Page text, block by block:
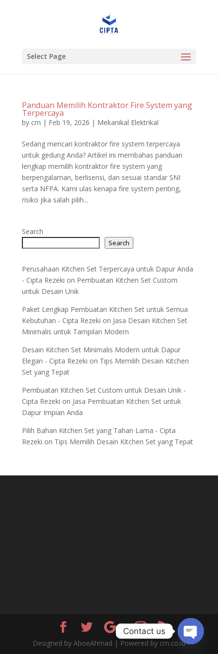
Select Page
Panduan Memilih Kontraktor Fire System yang
Terpercaya
by crn | Feb 19, 2026 | Mekanikal Elektrikal
Sedang mencari kontraktor fire system terpercaya
untuk gedung Anda? Artikel ini membahas panduan
lengkap memilih kontraktor fire system yang
berpengalaman, berlisensi, dan sesuai standar SNI
serta NFPA. Kami ulas kenapa fire system penting,
risiko jika salah pilih...
Search
Search
Perusahaan Kitchen Set Terpercaya untuk Dapur Anda
- Cipta Rezeki on Pembuatan Kitchen Set Custom
untuk Desain Unik
Paket Lengkap Pembuatan Kitchen Set untuk Semua
Kebutuhan - Cipta Rezeki on Jasa Desain Kitchen Set
Minimalis untuk Tampilan Modern
Desain Kitchen Set Minimalis Modern untuk Dapur
Elegan - Cipta Rezeki on Tips Memilih Desain Kitchen
Set yang Tepat
Pembuatan Kitchen Set Custom untuk Desain Unik -
Cipta Rezeki on Jasa Pembuatan Kitchen Set untuk
Dapur Impian Anda
Pilih Bahan Kitchen Set yang Tahan Lama - Cipta
Rezeki on Tips Memilih Desain Kitchen Set yang Tepat
Designed by AboeAhmad | Powered by crn.co.id
Contact us